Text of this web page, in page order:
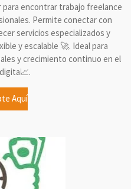
encontrar trabajo freelance
Permite conectar con
servicios especializados y
y escalable 🚀. Ideal para
y crecimiento continuo en el
Aquí